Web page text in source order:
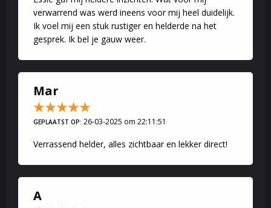
verwarrend was werd ineens voor mij heel duidelijk.
Ik voel mij een stuk rustiger en helderde na het
gesprek. Ik bel je gauw weer.
Mar
GEPLAATST OP: 26-03-2025 om 22:11:51
Verrassend helder, alles zichtbaar en lekker direct!
A